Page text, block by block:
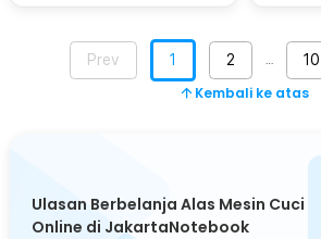
Prev 1 2 10
Kembali ke atas
Ulasan Berbelanja Alas Mesin Cuci
Online di JakartaNotebook